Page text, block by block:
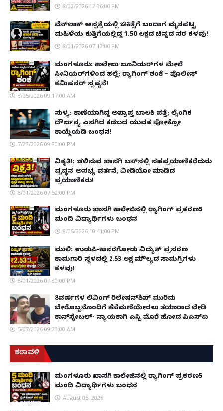
8/02/2026 12:36:00 PM
ವೆನ್‌ಲಾಕ್ ಆಸ್ಪತ್ರೆಯಲ್ಲಿ ಚಿಕಿತ್ಸೆಗೆ ಬಂದಾಗ ಮೃತಪಟ್ಟ
ಮಹಿಳೆಯ ಕುತ್ತಿಗೆಯಲ್ಲಿದ್ದ ₹1.50 ಲಕ್ಷದ ಚಿನ್ನದ ಸರ ಕಳವು!
8/01/2026 07:12:00 PM
ಮಂಗಳೂರು: ಕಾಲೇಜು ಜೂನಿಯರ್‌ಗಳ ಮೇಲೆ
ಸೀನಿಯರ್‌ಗಳಿಂದ ಹಲ್ಲೆ; ರ‌್ಯಾಗಿಂಗ್ ಶಂಕೆ – ಪೊಲೀಸ್
ಕಮಿಷನರ್ ಸ್ಪಷ್ಟನೆ!
8/05/2026 09:17:00 AM
ಸುಳ್ಯ: ಕಾಣೆಯಾಗಿದ್ದ ಅಪ್ರಾಪ್ತ ಬಾಲಕಿ ಪತ್ತೆ; ಲೈಂಗಿಕ
ದೌರ್ಜನ್ಯ ಎಸಗಿದ ಕಡಬದ ಯುವಕ ಪೋಕ್ಸೋ
ಕಾಯ್ದೆಯಡಿ ಬಂಧನ!
7/23/2026 09:30:00 PM
ವಿಕೃತಿ!: ಚಲಿಸುವ ಖಾಸಗಿ ಬಸ್‌ನಲ್ಲಿ ಸಹಪ್ರಯಾಣಿಕರೆದುರು
ವೃದ್ಧನ ಅಸಭ್ಯ ವರ್ತನೆ, ವೀಡಿಯೋ ಮಾಡಿದ
ಪ್ರಯಾಣಿಕರು!
8/01/2026 07:52:00 PM
ಮಂಗಳೂರು ಖಾಸಗಿ ಕಾಲೇಜಿನಲ್ಲಿ ರ‌್ಯಾಗಿಂಗ್ ಪ್ರಕರಣ5
ಮಂದಿ ವಿದ್ಯಾರ್ಥಿಗಳು ಬಂಧನ
8/05/2026 10:41:00 PM
ಮುಲ್ಕಿ: ಉಡುಪಿ-ಕಾಸರಗೋಡು ವಿದ್ಯುತ್ ಪ್ರಸರಣ
ಕಾಮಗಾರಿ ಸ್ಥಳದಲ್ಲಿ ₹2.53 ಲಕ್ಷ ಮೌಲ್ಯದ ಸಾಮಗ್ರಿಗಳು
ಕಳವು!
8/01/2026 07:30:00 PM
8ವರ್ಷಗಳ ಲಿವಿಂಗ್‌ ರಿಲೇಷನ್‌ಶಿಪ್ ಮುರಿದು
ಬೇರೊಬ್ಬನೊಂದಿಗೆ ಹೆಸೆಮಣೆಯೇರಲು ತಯಾರಾದ ಲೇಡಿ
ಕಾನ್‌ಸ್ಟೇಬಲ್- ನ್ಯಾಯಕ್ಕಾಗಿ ಎಸ್ಪಿ ಮೊರೆ ಹೋದ ಪಿಎಸ್ಐ
5/07/2026 09:23:00 AM
ಕರಾವಳಿ
ಮಂಗಳೂರು ಖಾಸಗಿ ಕಾಲೇಜಿನಲ್ಲಿ ರ‌್ಯಾಗಿಂಗ್ ಪ್ರಕರಣ5
ಮಂದಿ ವಿದ್ಯಾರ್ಥಿಗಳು ಬಂಧನ
August 05, 2026